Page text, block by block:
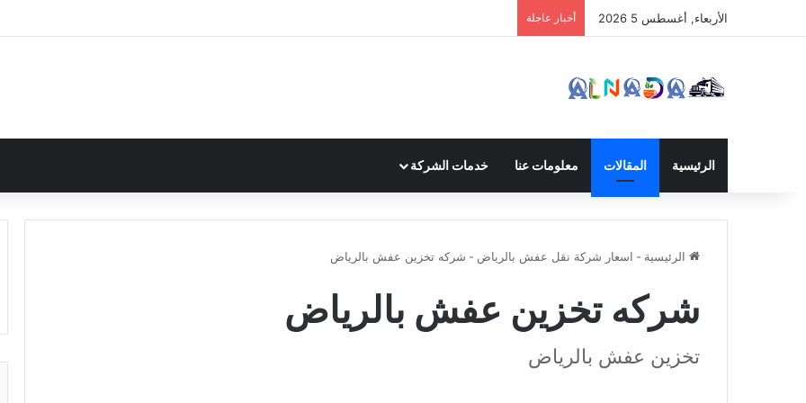
الأربعاء, أغسطس 5 2026 أخبار عاجلة
الرئيسية المقالات معلومات عنا خدمات الشركة
الرئيسية - اسعار شركة نقل عفش بالرياض - شركه تخزين عفش بالرياض
شركه تخزين عفش بالرياض
تخزين عفش بالرياض